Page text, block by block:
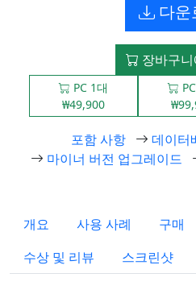
다운
장바구
PC 1대
₩49,900
포함 사항
데이터
마이너 버전 업그레이드
개요 사용 사례 구매
수상 및 리뷰
스크린샷